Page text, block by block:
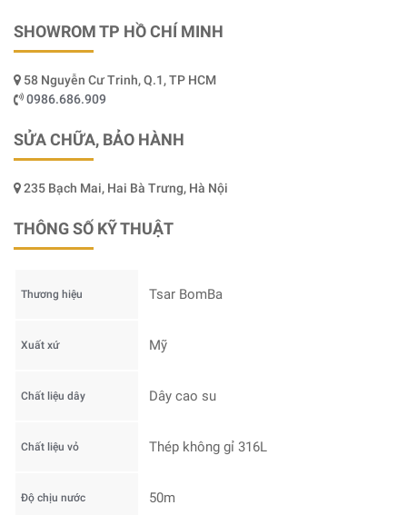
SHOWROM TP HỒ CHÍ MINH
58 Nguyễn Cư Trinh, Q.1, TP HCM
0986.686.909
SỬA CHỮA, BẢO HÀNH
235 Bạch Mai, Hai Bà Trưng, Hà Nội
THÔNG SỐ KỸ THUẬT
Thương hiệu Tsar BomBa
Xuất xứ Mỹ
Chất liệu dây Dây cao su
Chất liệu vỏ Thép không gỉ 316L
Độ chịu nước 50m